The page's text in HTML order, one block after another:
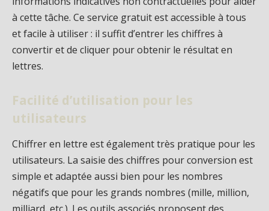
à cette tâche. Ce service gratuit est accessible à tous
et facile à utiliser : il suffit d’entrer les chiffres à
convertir et de cliquer pour obtenir le résultat en
lettres.
Facilité d’utilisation pour les
utilisateurs
Chiffrer en lettre est également très pratique pour les
utilisateurs. La saisie des chiffres pour conversion est
simple et adaptée aussi bien pour les nombres
négatifs que pour les grands nombres (mille, million,